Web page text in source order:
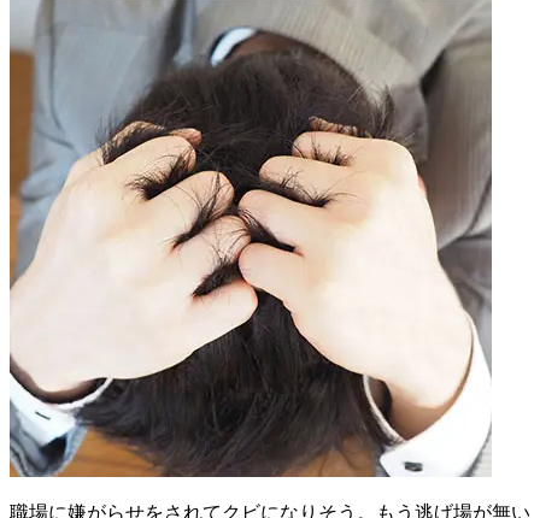
職場に嫌がらせをされてクビになりそう。もう 逃げ場が無い